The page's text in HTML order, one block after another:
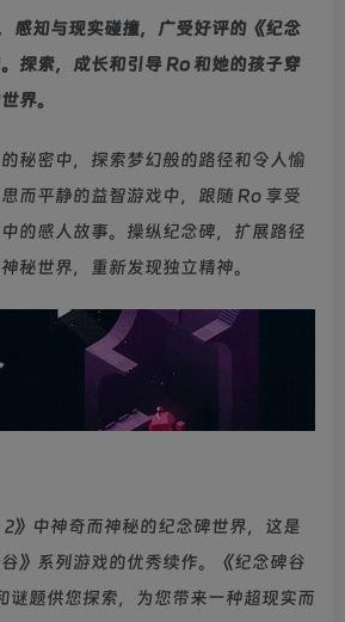
感知与现实碰撞，广受好评的《纪念
探索，成长和引导 Ro 和她的孩子穿
界。
秘密中，探索梦幻般的路径和令人愉
而平静的益智游戏中，跟随 Ro 享受
的感人故事。操纵纪念碑，扩展路径
秘世界，重新发现独立精神。
》中神奇而神秘的纪念碑世界，这是
》系列游戏的优秀续作。《纪念碑谷
谜题供您探索，为您带来一种超现实而